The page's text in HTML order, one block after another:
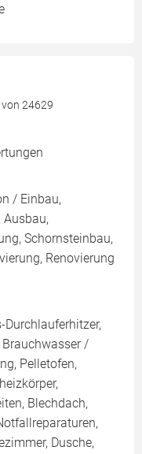
24629
/ Einbau,
Ausbau,
Schornsteinbau,
Renovierung
Durchlauferhitzer,
Brauchwasser /
Pelletofen,
Blechdach,
Dusche,